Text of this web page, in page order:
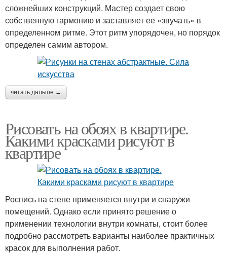
сложнейших конструкций. Мастер создает свою
собственную гармонию и заставляет ее «звучать» в
определенном ритме. Этот ритм упорядочен, но порядок
определен самим автором.
читать дальше →
Рисовать на обоях в квартире.
Какими красками рисуют в
квартире
Роспись на стене применяется внутри и снаружи
помещений. Однако если принято решение о
применении технологии внутри комнаты, стоит более
подробно рассмотреть варианты наиболее практичных
красок для выполнения работ.